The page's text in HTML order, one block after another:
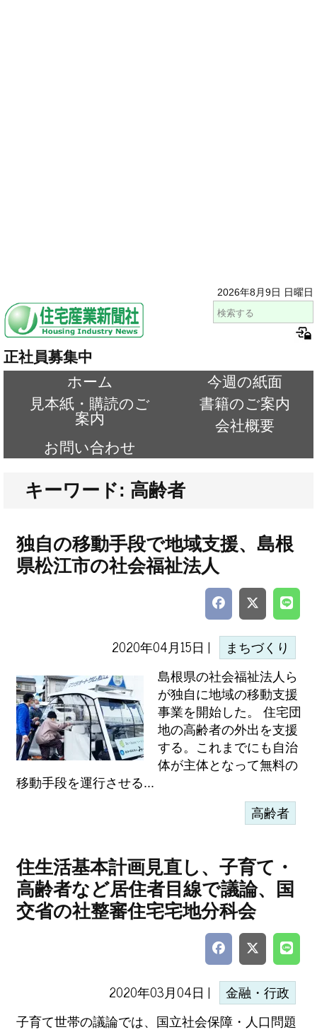
2026年8月9日 日曜日
正社員募集中
ホーム
今週の紙面
見本紙・購読のご
案内
書籍のご案内
会社概要
お問い合わせ
キーワード: 高齢者
独自の移動手段で地域支援、島根
県松江市の社会福祉法人
2020年04月15日 | まちづくり
島根県の社会福祉法人ら
が独自に地域の移動支援
事業を開始した。 住宅団
地の高齢者の外出を支援
する。これまでにも自治
体が主体となって無料の
移動手段を運行させる...
高齢者
住生活基本計画見直し、子育て・
高齢者など居住者目線で議論、国
交省の社整審住宅宅地分科会
2020年03月04日 | 金融・行政
子育て世帯の議論では、国立社会保障・人口問題